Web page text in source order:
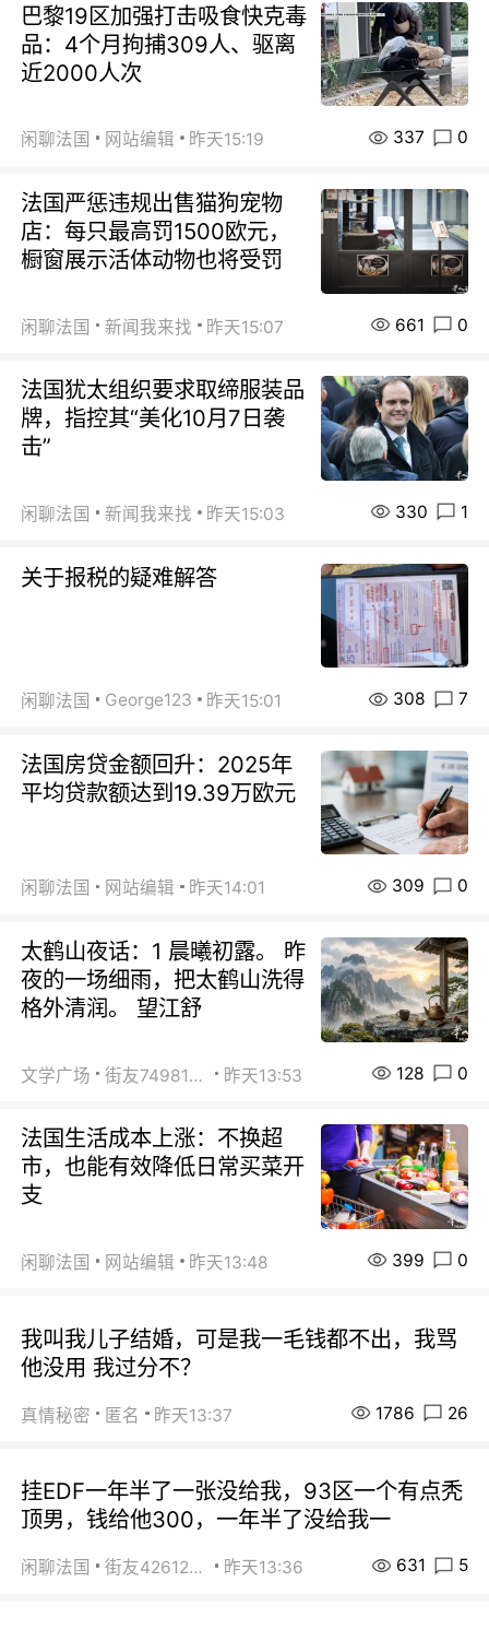
巴黎19区加强打击吸食快克毒
品：4个月拘捕309人、驱离
近2000人次
闲聊法国 网站编辑 昨天15:19 337 0
法国严惩违规出售猫狗宠物
店：每只最高罚1500欧元，
橱窗展示活体动物也将受罚
闲聊法国 新闻我来找 昨天15:07 661 0
法国犹太组织要求取缔服装品
牌，指控其“美化10月7日袭
击”
闲聊法国 新闻我来找 昨天15:03 330 1
关于报税的疑难解答
闲聊法国 George123 昨天15:01 308 7
法国房贷金额回升：2025年
平均贷款额达到19.39万欧元
闲聊法国 网站编辑 昨天14:01 309 0
太鹤山夜话：1 晨曦初露。 昨
夜的一场细雨，把太鹤山洗得
格外清润。 望江舒
文学广场 街友74981146 昨天13:53 128 0
法国生活成本上涨：不换超
市，也能有效降低日常买菜开
支
闲聊法国 网站编辑 昨天13:48 399 0
我叫我儿子结婚，可是我一毛钱都不出，我骂
他没用 我过分不？
真情秘密 匿名 昨天13:37 1786 26
挂EDF一年半了一张没给我，93区一个有点秃
顶男，钱给他300，一年半了没给我一
闲聊法国 街友42612092 昨天13:36 631 5